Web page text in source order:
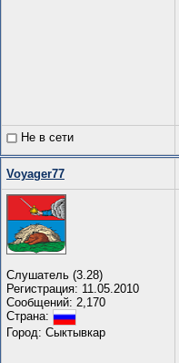
Не в сети
Voyager77
Слушатель (3.28)
Регистрация: 11.05.2010
Сообщений: 2,170
Страна:
Город: Сыктывкар